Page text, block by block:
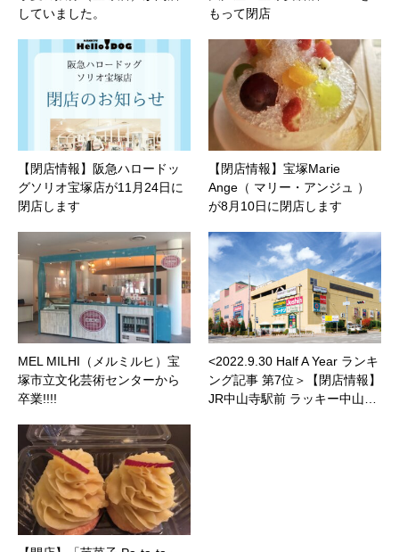
していました。
もって閉店
【閉店情報】阪急ハロードッ
グソリオ宝塚店が11月24日に
閉店します
【閉店情報】宝塚Marie
Ange（ マリー・アンジュ ）
が8月10日に閉店します
MEL MILHI（メルミルヒ）宝
塚市立文化芸術センターから
卒業!!!!
<2022.9.30 Half A Year ランキ
ング記事 第7位＞【閉店情報】
JR中山寺駅前 ラッキー中山…